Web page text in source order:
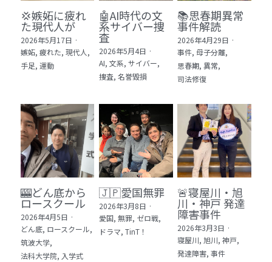
💢嫉妬に疲れ
た現代人が
2026年5月17日 ·
嫉妬, 疲れた, 現代人,
手足, 運動
🤖AI時代の文
系サイバー捜
査
2026年5月4日 ·
AI, 文系, サイバー,
捜査, 名誉毀損
📚思春期異常
事件解読
2026年4月29日 ·
事件, 母子分離,
思春期, 異常,
司法修復
🎰どん底から
ロースクール
2026年4月5日 ·
どん底, ロースクール,
筑波大学,
法科大学院, 入学式
🇯🇵愛国無罪
2026年3月8日 ·
愛国, 無罪, ゼロ戦,
ドラマ, TinT！
🚨寝屋川・旭
川・神戸 発達
障害事件
2026年3月3日 ·
寝屋川, 旭川, 神戸,
発達障害, 事件